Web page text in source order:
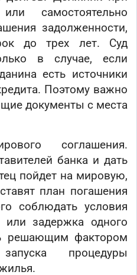
самостоятельно
задолженности,
до трех лет. Суд
в случае, если
есть источники
Поэтому важно
документы с места
соглашения.
банка и дать
пойдет на мировую,
план погашения
соблюдать условия
или задержка одного
решающим фактором
процедуры